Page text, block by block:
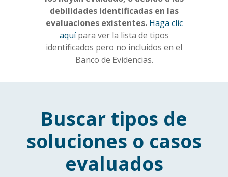
debilidades identificadas en las
evaluaciones existentes. Haga clic
aquípara ver la lista de tipos
identificados pero no incluidos en el
Banco de Evidencias.
Buscar tipos de
soluciones o casos
evaluados